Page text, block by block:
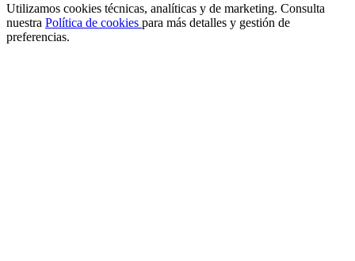
Utilizamos cookies técnicas, analíticas y de marketing. Consulta
nuestra Política de cookies para más detalles y gestión de
preferencias.